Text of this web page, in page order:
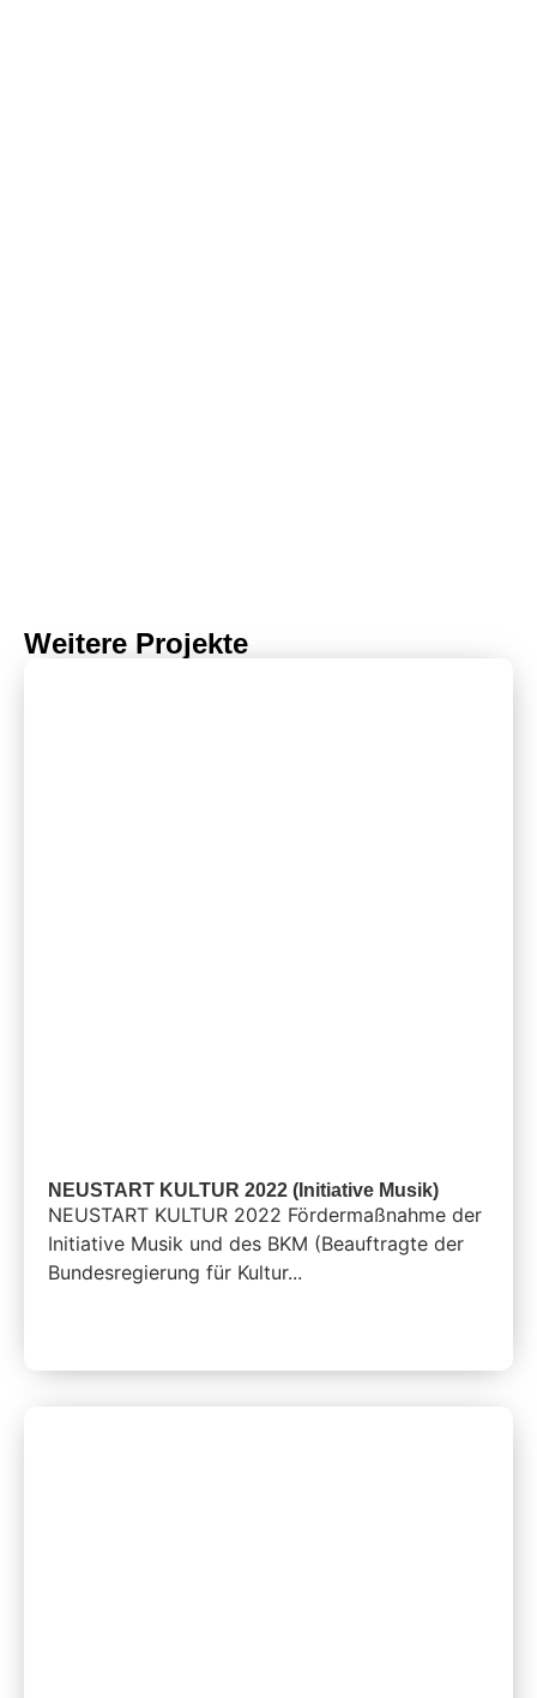
Weitere Projekte
NEUSTART KULTUR 2022 (Initiative Musik)
NEUSTART KULTUR 2022 Fördermaßnahme der
Initiative Musik und des BKM (Beauftragte der
Bundesregierung für Kultur...